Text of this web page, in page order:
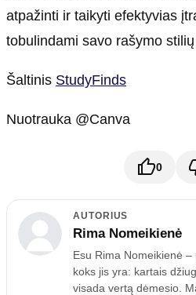
atpažinti ir taikyti efektyvias
tobulindami savo rašymo
Šaltinis StudyFinds
Nuotrauka @Canva
0
AUTORIUS
Rima Nomeikienė
Esu Rima Nomeikienė
koks jis yra: kartais
visada vertą dėmesio.